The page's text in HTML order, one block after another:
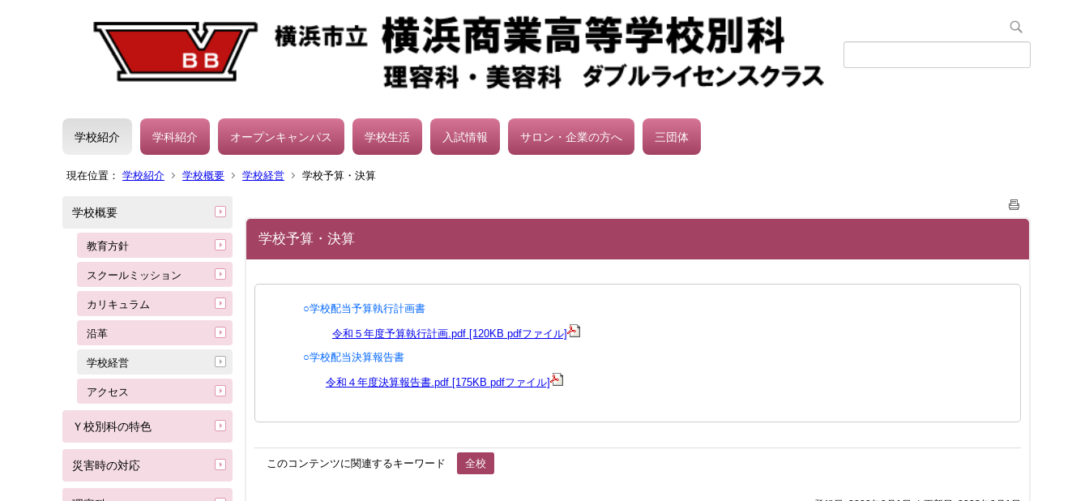
学校紹介 学科紹介 オープンキャンパス 学校生活 入試情報 サロン・企業の方へ 三団体
現在位置： 学校紹介 学校概要 学校経営 学校予算・決算
学校概要
教育方針
スクールミッション
カリキュラム
沿革
学校経営
アクセス
Ｙ校別科の特色
災害時の対応
学校予算・決算
○学校配当予算執行計画書
令和５年度予算執行計画.pdf [120KB pdfファイル]
○学校配当決算報告書
令和４年度決算報告書.pdf [175KB pdfファイル]
このコンテンツに関連するキーワード 全校